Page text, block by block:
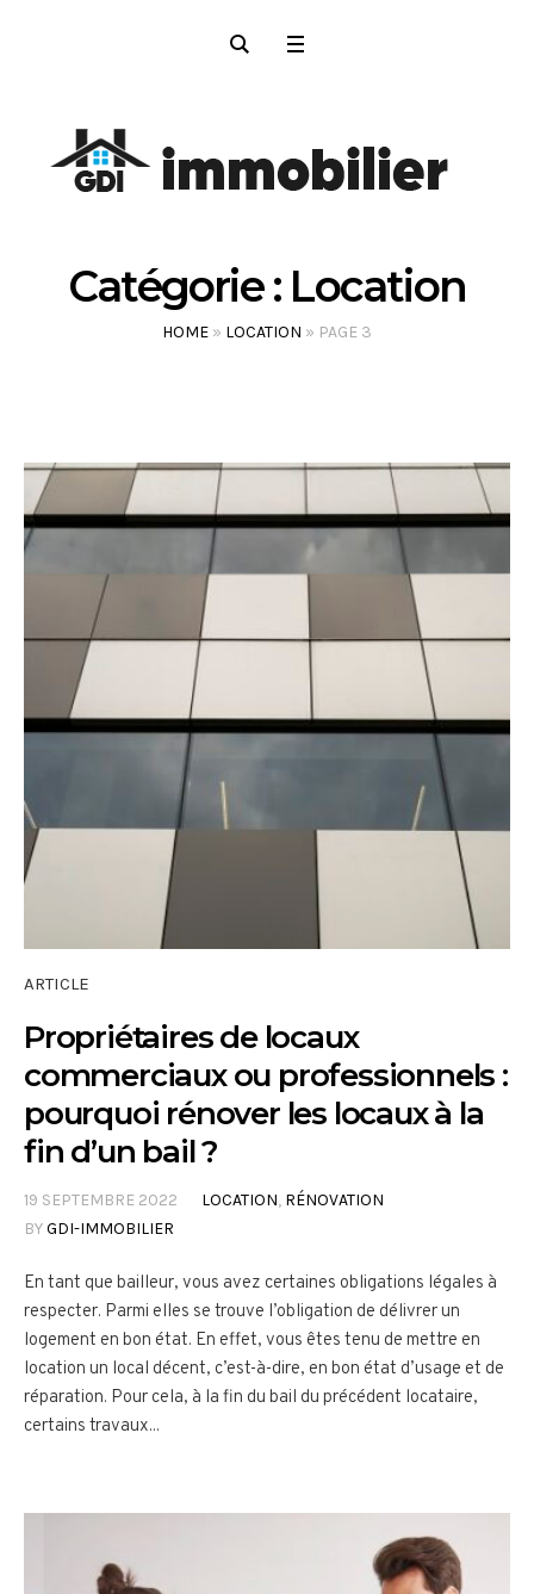
Catégorie : Location
HOME » LOCATION » PAGE 3
ARTICLE
Propriétaires de locaux
commerciaux ou professionnels :
pourquoi rénover les locaux à la
fin d’un bail ?
19 SEPTEMBRE 2022 LOCATION, RÉNOVATION
BYGDI-IMMOBILIER
En tant que bailleur, vous avez certaines obligations légales à
respecter. Parmi elles se trouve l’obligation de délivrer un
logement en bon état. En effet, vous êtes tenu de mettre en
location un local décent, c’est-à-dire, en bon état d’usage et de
réparation. Pour cela, à la fin du bail du précédent locataire,
certains travaux...